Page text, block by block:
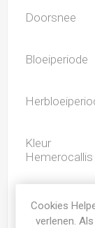
Doorsnee
Bloeiperiode
Kleur
Hemerocallis
Spider
Cookies
verlenen.